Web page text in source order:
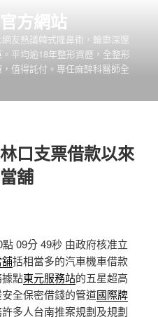
方網站
友熱議韓式隆鼻術，輪廓深邃
平均逾18年整形資歷，全整形
值得託付。專任麻醉科醫師全
口支票借款以來
舖
09分 49秒 由政府核准立
括相當多的汽車機車借款
點東元服務站的五星超高
全保密借錢的管道國際牌
多人台南推案規劃及規劃